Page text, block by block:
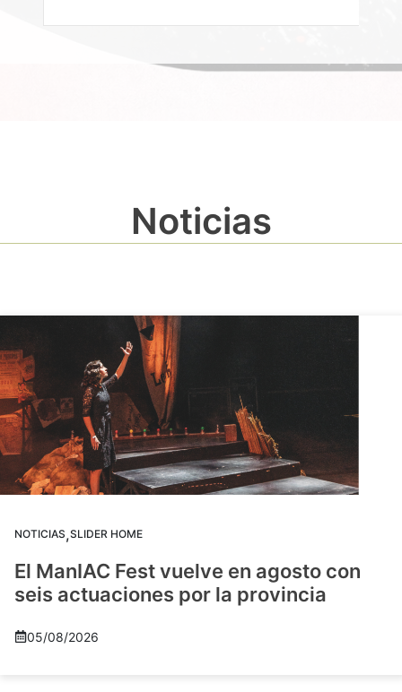
Noticias
NOTICIAS,SLIDER HOME
El ManIAC Fest vuelve en agosto con
seis actuaciones por la provincia
05/08/2026